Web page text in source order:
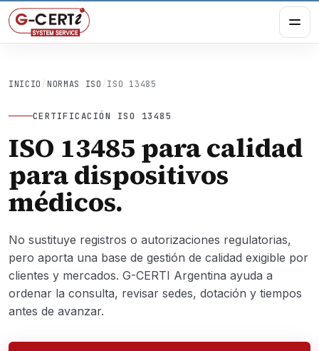
INICIO / NORMAS ISO / ISO 13485
CERTIFICACIÓN ISO 13485
ISO 13485 para calidad
para dispositivos
médicos.
No sustituye registros o autorizaciones regulatorias,
pero aporta una base de gestión de calidad exigible por
clientes y mercados. G-CERTI Argentina ayuda a
ordenar la consulta, revisar sedes, dotación y tiempos
antes de avanzar.